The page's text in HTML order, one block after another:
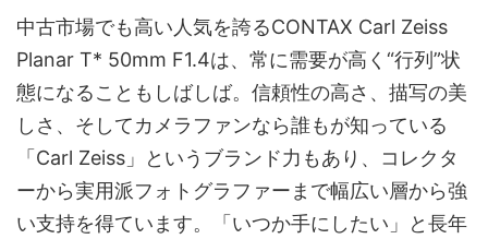
中古市場でも高い人気を誇るCONTAX Carl Zeiss
Planar T* 50mm F1.4は、常に需要が高く“行列”状
態になることもしばしば。信頼性の高さ、描写の美
しさ、そしてカメラファンなら誰もが知っている
「Carl Zeiss」というブランド力もあり、コレクタ
ーから実用派フォトグラファーまで幅広い層から強
い支持を得ています。「いつか手にしたい」と長年